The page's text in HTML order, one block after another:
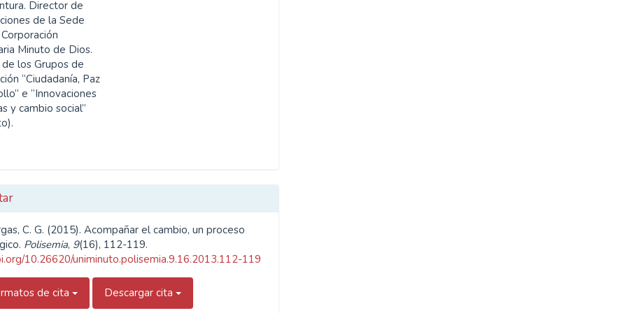
Director de
de la Sede
Minuto de Dios.
los Grupos de
“Ciudadanía, Paz
e “Innovaciones
y cambio social”
C. G. (2015). Acompañar el cambio, un proceso
Polisemia, 9(16), 112-119.
10.26620/uniminuto.polisemia.9.16.2013.112-119
de cita Descargar cita